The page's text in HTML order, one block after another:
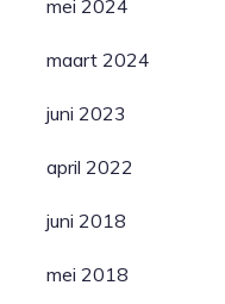
mei 2024
maart 2024
juni 2023
april 2022
juni 2018
mei 2018